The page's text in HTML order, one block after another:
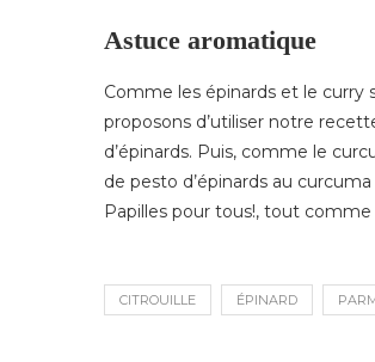
Astuce aromatique
Comme les épinards et le
proposons d’utiliser notre
d’épinards. Puis, comme le
de pesto d’épinards au
Papilles pour tous!, tout
CITROUILLE ÉPINARD